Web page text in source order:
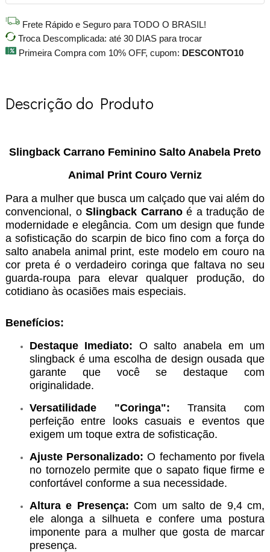
Frete Rápido e Seguro para TODO O BRASIL!
Troca Descomplicada: até 30 DIAS para trocar
Primeira Compra com 10% OFF, cupom: DESCONTO10
Descrição do Produto
Slingback Carrano Feminino Salto Anabela Preto
Animal Print Couro Verniz
Para a mulher que busca um calçado que vai além do
convencional, oSlingback Carranoé a tradução de
modernidade e elegância. Com um design que funde
a sofisticação do scarpin de bico fino com a força do
salto anabela animal print, este modelo em couro na
cor preta é o verdadeiro coringa que faltava no seu
guarda-roupa para elevar qualquer produção, do
cotidiano às ocasiões mais especiais.
Benefícios:
Destaque Imediato: O salto anabela em um
slingback é uma escolha de design ousada que
garante que você se destaque com
originalidade.
Versatilidade "Coringa": Transita com
perfeição entre looks casuais e eventos que
exigem um toque extra de sofisticação.
Ajuste Personalizado: O fechamento por fivela
no tornozelo permite que o sapato fique firme e
confortável conforme a sua necessidade.
Altura e Presença: Com um salto de 9,4 cm,
ele alonga a silhueta e confere uma postura
imponente para a mulher que gosta de marcar
presença.